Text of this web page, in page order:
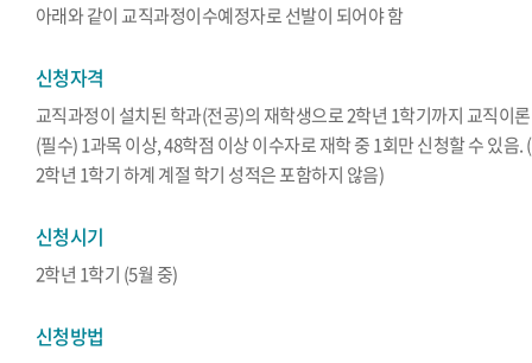
아래와 같이 교직과정이수예정자로 선발이 되어야 함
신청자격
교직과정이 설치된 학과(전공)의 재학생으로 2학년 1학기까지 교직이론
(필수) 1과목 이상, 48학점 이상 이수자로 재학 중 1회만 신청할 수 있음.
2학년 1학기 하계 계절 학기 성적은 포함하지 않음)
신청시기
2학년 1학기 (5월 중)
신청방법